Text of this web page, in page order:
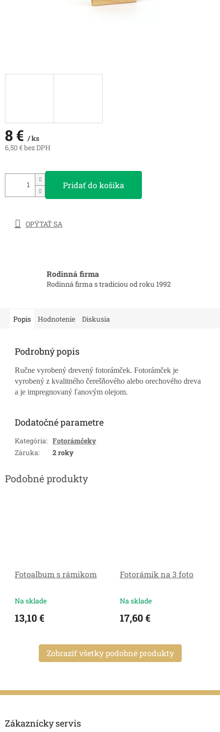
8 € / ks
6,50 € bez DPH
Pridať do košíka
OPÝTAŤ SA
Rodinná firma
Rodinná firma s tradíciou od roku 1992
Popis Hodnotenie Diskusia
Podrobný popis
Ručne vyrobený drevený fotorámček. Fotorámček je
vyrobený z kvalitného čerešňového alebo orechového dreva
a je impregnovaný ľanovým olejom.
Dodatočné parametre
Kategória: Fotorámčeky
Záruka: 2 roky
Fotoalbum s rámikom
Na sklade
13,10 €
Fotorámik na 3 foto
Na sklade
17,60 €
Zobraziť všetky podobné produkty
Zákaznícky servis